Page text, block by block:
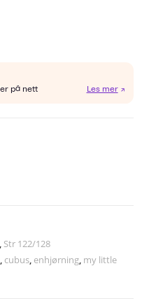
Str 122/128
cubus enhjørning my little